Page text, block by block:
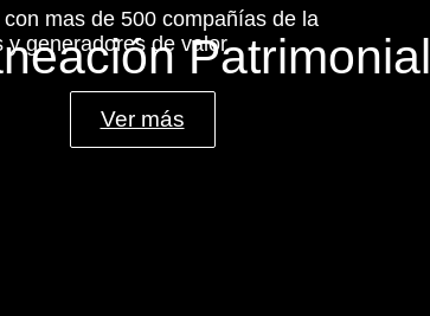
Patrimonial
Ver más
mas de 500 compañías de la
generadores de valor.